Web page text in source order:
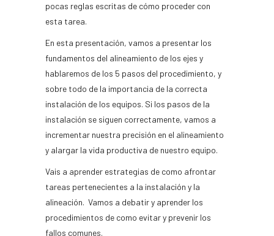
pocas reglas escritas de cómo proceder con
esta tarea.
En esta presentación, vamos a presentar los
fundamentos del alineamiento de los ejes y
hablaremos de los 5 pasos del procedimiento, y
sobre todo de la importancia de la correcta
instalación de los equipos. Si los pasos de la
instalación se siguen correctamente, vamos a
incrementar nuestra precisión en el alineamiento
y alargar la vida productiva de nuestro equipo.
Vais a aprender estrategias de como afrontar
tareas pertenecientes a la instalación y la
alineación. Vamos a debatir y aprender los
procedimientos de como evitar y prevenir los
fallos comunes.